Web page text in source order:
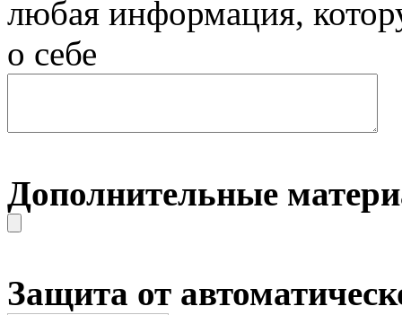
любая информация,
о себе
Дополнительные
Защита от